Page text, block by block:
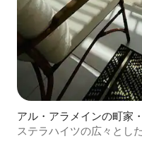
アル・アラメインの町家
ステラハイツの広々とし